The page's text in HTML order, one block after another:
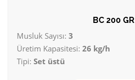
BC 200 GR
Musluk Sayısı: 3
Üretim Kapasitesi: 26 kg/h
Tipi: Set üstü